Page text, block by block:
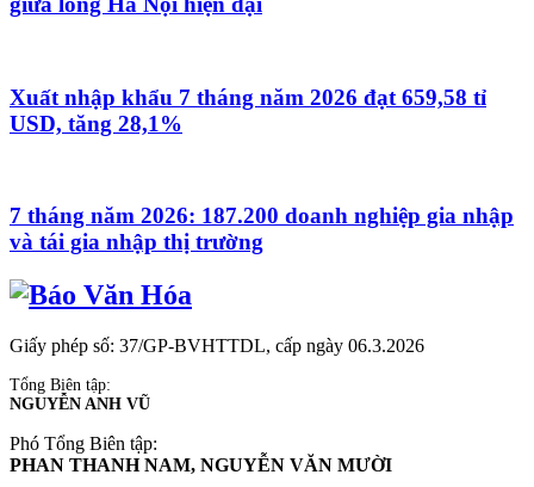
Xuất nhập khẩu 7 tháng năm 2026 đạt 659,58 tỉ
USD, tăng 28,1%
7 tháng năm 2026: 187.200 doanh nghiệp gia nhập
và tái gia nhập thị trường
Giấy phép số: 37/GP-BVHTTDL, cấp ngày 06.3.2026
Tổng Biên tập:
NGUYỄN ANH VŨ
Phó Tổng Biên tập:
PHAN THANH NAM, NGUYỄN VĂN MƯỜI